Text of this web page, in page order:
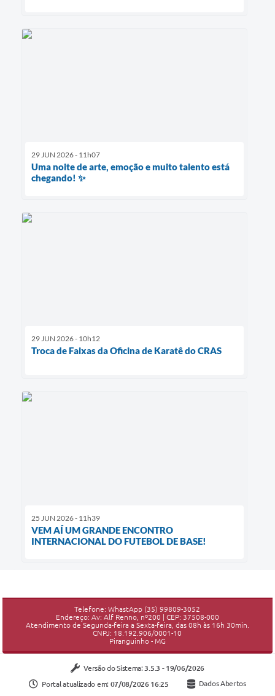
29 JUN 2026 - 11h07
Uma noite de arte, emoção e muito talento está
chegando! ✨
29 JUN 2026 - 10h12
Troca de Faixas da Oficina de Karatê do CRAS
25 JUN 2026 - 11h39
VEM AÍ UM GRANDE ENCONTRO
INTERNACIONAL DO FUTEBOL DE BASE!
Telefone: WhastApp (35) 99809-3052
Endereço: Av: Alf Renno, nº200 | CEP: 37508-000
Atendimento de Segunda-feira a Sexta-feira, das 08h às 16h 30min.
CNPJ: 18.192.906/0001-10
Piranguinho - MG
Versão do Sistema: 3.5.3 - 19/06/2026
Portal atualizado em: 07/08/2026 16:25 Dados Abertos